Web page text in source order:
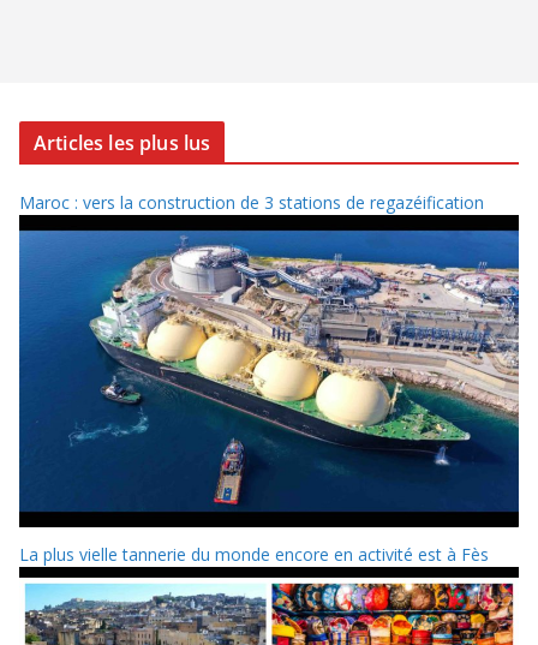
Articles les plus lus
Maroc : vers la construction de 3 stations de regazéification
La plus vielle tannerie du monde encore en activité est à Fès